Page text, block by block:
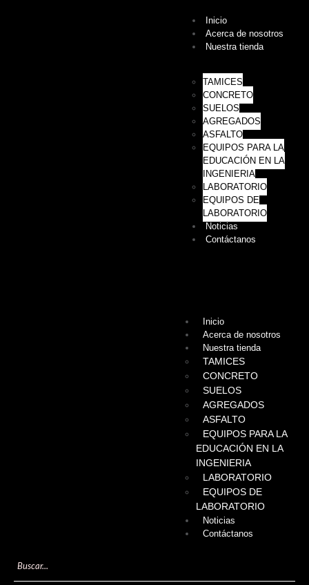
Inicio
Acerca de nosotros
Nuestra tienda
TAMICES
CONCRETO
SUELOS
AGREGADOS
ASFALTO
EQUIPOS PARA LA
EDUCACIÓN EN LA
INGENIERIA
LABORATORIO
EQUIPOS DE
LABORATORIO
Noticias
Contáctanos
Inicio
Acerca de nosotros
Nuestra tienda
TAMICES
CONCRETO
SUELOS
AGREGADOS
ASFALTO
EQUIPOS PARA LA
EDUCACIÓN EN LA
INGENIERIA
LABORATORIO
EQUIPOS DE
LABORATORIO
Noticias
Contáctanos